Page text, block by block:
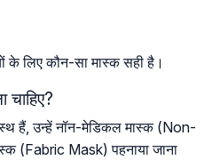
के लिए कौन-सा मास्क सही है।
चाहिए?
हैं, उन्हें नॉन-मेडिकल मास्क (Non-
(Fabric Mask) पहनाया जाना